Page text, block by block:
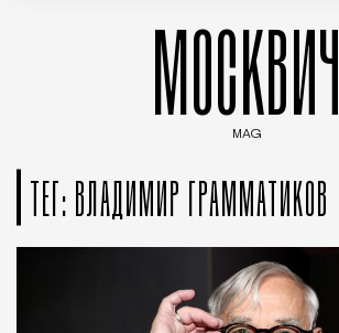
МОСКВИЧ
MAG
ТЕГ: ВЛАДИМИР ГРАММАТИКОВ